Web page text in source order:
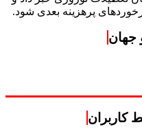
پرهزینه بعدی شود.
جهان
کاربران